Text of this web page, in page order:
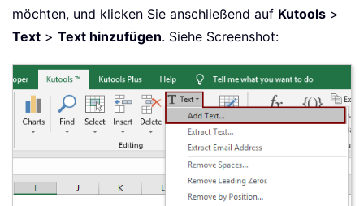
möchten, und klicken Sie anschließend auf Kutools >
Text > Text hinzufügen. Siehe Screenshot: